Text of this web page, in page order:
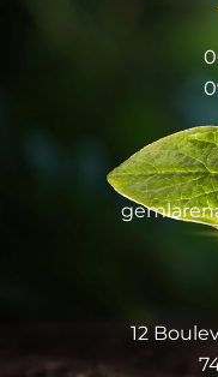
12